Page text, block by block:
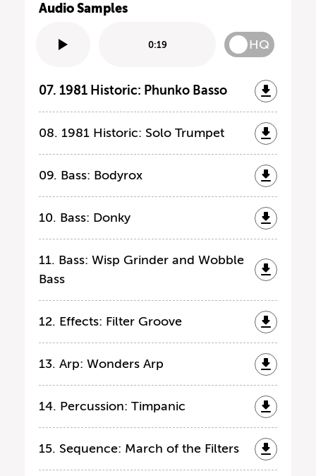
Audio Samples
0:19 HQ
07. 1981 Historic: Phunko Basso
08. 1981 Historic: Solo Trumpet
09. Bass: Bodyrox
10. Bass: Donky
11. Bass: Wisp Grinder and Wobble
Bass
12. Effects: Filter Groove
13. Arp: Wonders Arp
14. Percussion: Timpanic
15. Sequence: March of the Filters